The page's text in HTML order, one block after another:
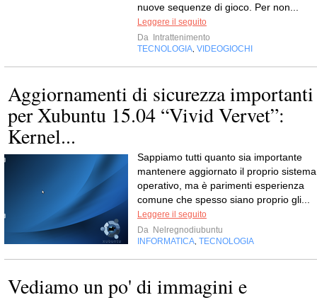
nuove sequenze di gioco. Per non...
Leggere il seguito
Da
Intrattenimento
TECNOLOGIA VIDEOGIOCHI
Aggiornamenti di sicurezza importanti
per Xubuntu 15.04 “Vivid Vervet”:
Kernel...
Sappiamo tutti quanto sia importante
mantenere aggiornato il proprio sistema
operativo, ma è parimenti esperienza
comune che spesso siano proprio gli...
Leggere il seguito
Da Nelregnodiubuntu
INFORMATICA TECNOLOGIA
Vediamo un po' di immagini e